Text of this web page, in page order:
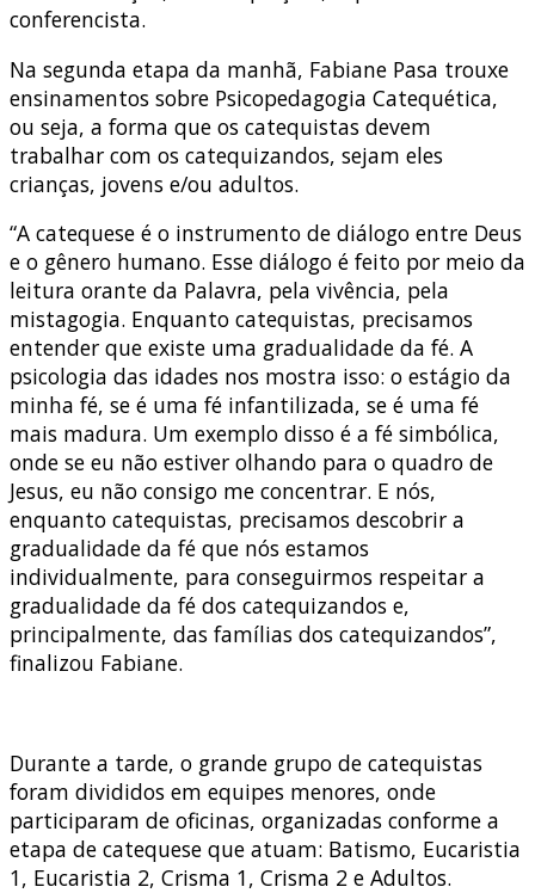
conferencista.
Na segunda etapa da manhã, Fabiane Pasa trouxe
ensinamentos sobre Psicopedagogia Catequética,
ou seja, a forma que os catequistas devem
trabalhar com os catequizandos, sejam eles
crianças, jovens e/ou adultos.
“A catequese é o instrumento de diálogo entre Deus
e o gênero humano. Esse diálogo é feito por meio da
leitura orante da Palavra, pela vivência, pela
mistagogia. Enquanto catequistas, precisamos
entender que existe uma gradualidade da fé. A
psicologia das idades nos mostra isso: o estágio da
minha fé, se é uma fé infantilizada, se é uma fé
mais madura. Um exemplo disso é a fé simbólica,
onde se eu não estiver olhando para o quadro de
Jesus, eu não consigo me concentrar. E nós,
enquanto catequistas, precisamos descobrir a
gradualidade da fé que nós estamos
individualmente, para conseguirmos respeitar a
gradualidade da fé dos catequizandos e,
principalmente, das famílias dos catequizandos”,
finalizou Fabiane.
Durante a tarde, o grande grupo de catequistas
foram divididos em equipes menores, onde
participaram de oficinas, organizadas conforme a
etapa de catequese que atuam: Batismo, Eucaristia
1, Eucaristia 2, Crisma 1, Crisma 2 e Adultos.